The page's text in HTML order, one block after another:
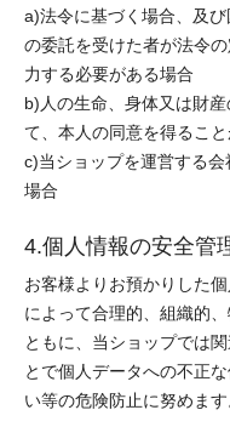
a)法令に基づく場合、及
の委託を受けた者が法令
力する必要がある場合
b)人の生命、身体又は財
て、本人の同意を得るこ
c)当ショップを運営する
場合
4.個人情報の安全管
お客様よりお預かりした
によって合理的、組織的
ともに、当ショップでは
とで個人データへの不正
い等の危険防止に努めます